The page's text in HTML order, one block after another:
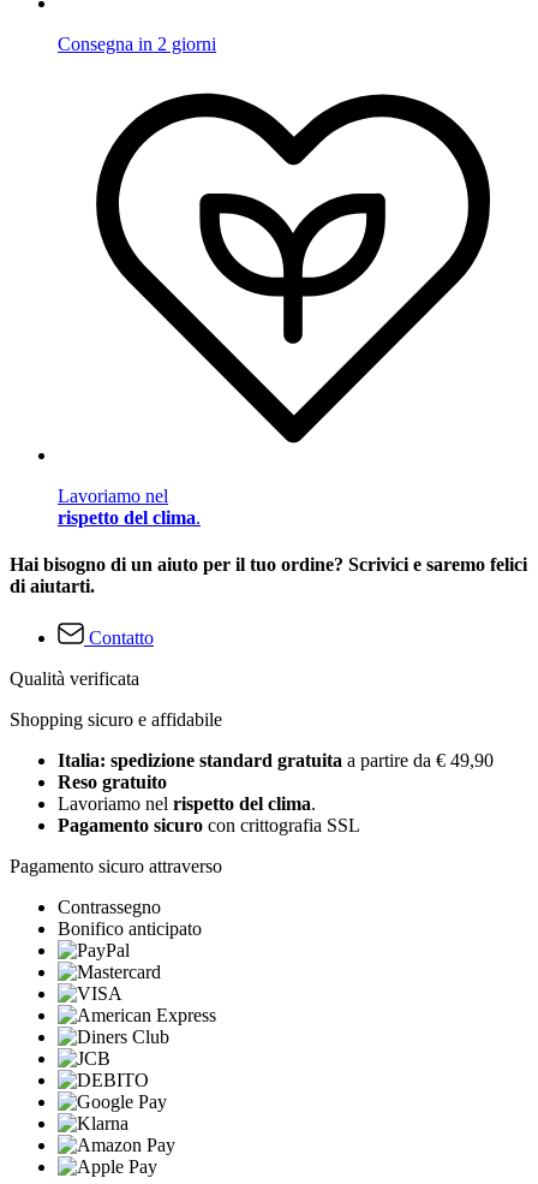
Consegna in 2 giorni
Lavoriamo nel
rispetto del clima.
Hai bisogno di un aiuto per il tuo ordine? Scrivici e saremo felici
di aiutarti.
Contatto
Qualità verificata
Shopping sicuro e affidabile
Italia: spedizione standard gratuita a partire da € 49,90
Reso gratuito
Lavoriamo nel rispetto del clima.
Pagamento sicuro con crittografia SSL
Pagamento sicuro attraverso
Contrassegno
Bonifico anticipato